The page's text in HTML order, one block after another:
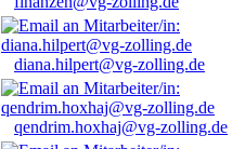
diana.hilpert@vg-zolling.de
qendrim.hoxhaj@vg-zolling.de